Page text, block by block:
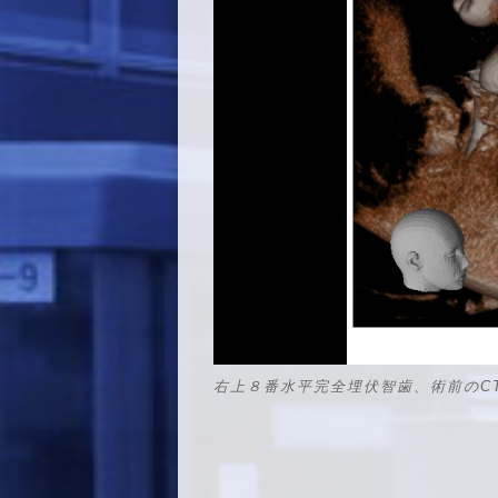
右上８番水平完全埋伏智歯、術前の